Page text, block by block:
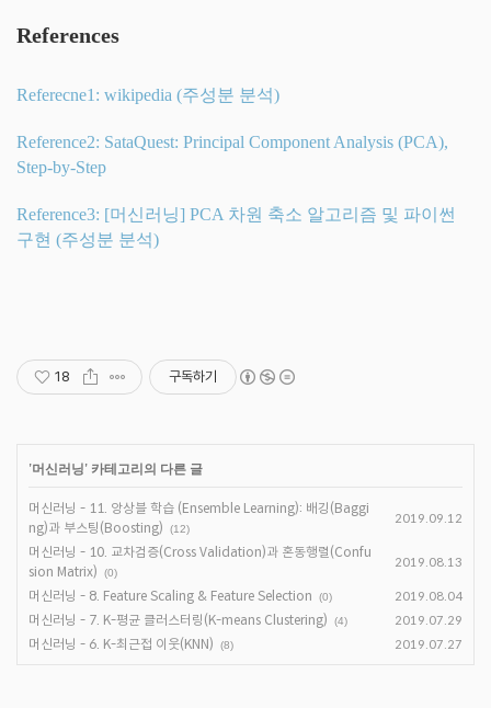
References
Referecne1: wikipedia (주성분 분석)
Reference2: SataQuest: Principal Component Analysis (PCA),
Step-by-Step
Reference3: [머신러닝] PCA 차원 축소 알고리즘 및 파이썬
구현 (주성분 분석)
18 구독하기
'머신러닝' 카테고리의 다른 글
머신러닝 - 11. 앙상블 학습 (Ensemble Learning): 배깅(Baggi
ng)과 부스팅(Boosting)
(12)
2019.09.12
머신러닝 - 10. 교차검증(Cross Validation)과 혼동행렬(Confu
sion Matrix)
(0)
2019.08.13
머신러닝 - 8. Feature Scaling & Feature Selection (0) 2019.08.04
머신러닝 - 7. K-평균 클러스터링(K-means Clustering) (4) 2019.07.29
머신러닝 - 6. K-최근접 이웃(KNN) (8) 2019.07.27